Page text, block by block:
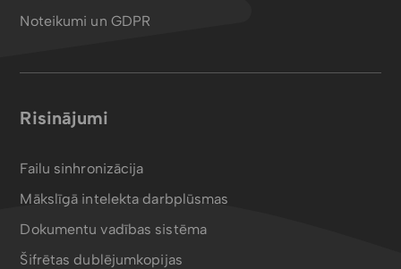
Noteikumi un GDPR
Risinājumi
Failu sinhronizācija
Mākslīgā intelekta darbplūsmas
Dokumentu vadības sistēma
Šifrētas dublējumkopijas